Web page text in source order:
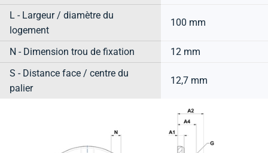
L - Largeur / diamètre du
logement
100 mm
N - Dimension trou de fixation
12 mm
S - Distance face / centre du
palier
12,7 mm